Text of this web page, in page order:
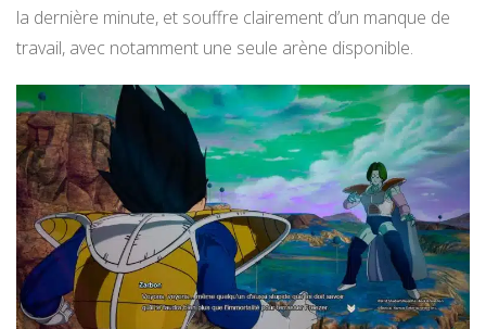
la dernière minute, et souffre clairement d’un manque de
travail, avec notamment une seule arène disponible.